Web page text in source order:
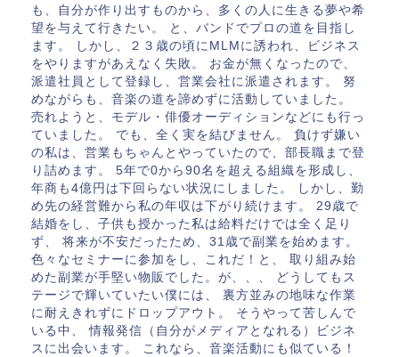
も、自分が作り出すものから、多くの人に生きる夢や希
望を与えて行きたい。 と、バンドでプロの道を目指し
ます。 しかし、２３歳の頃にMLMに誘われ、ビジネス
をやりますがあえなく失敗。 お金が無くなったので、
派遣社員として登録し、営業会社に派遣されます。 努
めながらも、音楽の道を諦めずに活動していました。
売れようと、モデル・俳優オーディションなどにも行っ
ていました。 でも、全く実を結びません。 負けず嫌い
の私は、営業もちゃんとやっていたので、部長職まで登
り詰めます。 5年で0から90名を超える組織を形成し、
年商も4億円は下回らない状況にしました。 しかし、勤
め先の経営難から私の年収は下がり続けます。 29歳で
結婚をし、子供も授かった私は給料だけでは全く足り
ず、 将来が不安だったため、31歳で副業を始めます。
色々なセミナーに参加をし、これだ！と、 取り組み始
めた副業が手堅い物販でした。が、、、 どうしてもス
テージで輝いていたい僕には、 裏方並みの地味な作業
に耐えきれずにドロップアウト。 そうやって苦しんで
いる中、 情報発信（自分がメディアとなれる）ビジネ
スに出会います。 これなら、音楽活動にも似ている！